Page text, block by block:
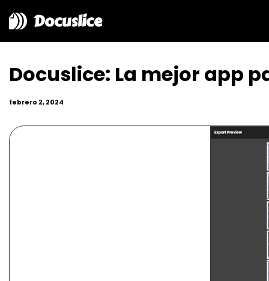
Docuslice
Docuslice: La mejor app
febrero 2, 2024